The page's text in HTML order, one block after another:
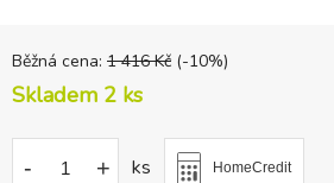
Běžná cena: 1 416 Kč (-10%)
Skladem 2 ks
- + ks HomeCredit